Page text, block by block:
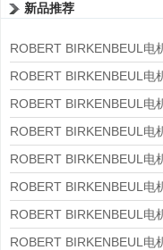
新品推荐
ROBERT BIRKENBEUL电
8APE225M-4-IE3
ROBERT BIRKENBEUL电
8APE180L-4 IE3
ROBERT BIRKENBEUL电
8APE160M-6 IE3
ROBERT BIRKENBEUL电
8APE160L-4-IE3
ROBERT BIRKENBEUL电
8APE112M-6K-IE3
ROBERT BIRKENBEUL电
8APE100L-2 IE3
ROBERT BIRKENBEUL电
8APE90S-4 IE3
ROBERT BIRKENBEUL电